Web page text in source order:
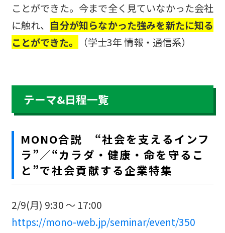
ことができた。今まで全く見ていなかった会社
に触れ、 自分が知らなかった強みを新たに知る
ことができた。
（学士3年 情報・通信系）
テーマ&日程一覧
MONO合説 “社会を支えるインフ
ラ”／“カラダ・健康・命を守るこ
と”で社会貢献する企業特集
2/9(月) 9:30 ～ 17:00
https://mono-web.jp/seminar/event/350